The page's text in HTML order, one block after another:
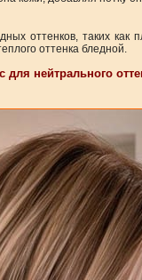
оттенков, таких как
оттенка бледной.
для нейтрального